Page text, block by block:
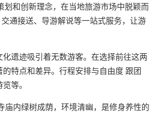
和创新理念，在当地旅游市场中脱颖而
通接送、导游解说等一站式服务，让游
遗迹吸引着无数游客。在选择前往这两
特点和差异。行程安排与自由度 跟团
等。
内绿树成荫，环境清幽，是修身养性的